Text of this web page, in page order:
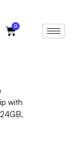
0
with